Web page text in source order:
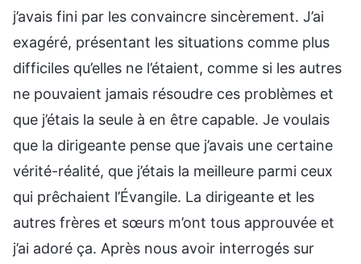
j’avais fini par les convaincre sincèrement. J’ai
exagéré, présentant les situations comme plus
difficiles qu’elles ne l’étaient, comme si les autres
ne pouvaient jamais résoudre ces problèmes et
que j’étais la seule à en être capable. Je voulais
que la dirigeante pense que j’avais une certaine
vérité-réalité, que j’étais la meilleure parmi ceux
qui prêchaient l’Évangile. La dirigeante et les
autres frères et sœurs m’ont tous approuvée et
j’ai adoré ça. Après nous avoir interrogés sur